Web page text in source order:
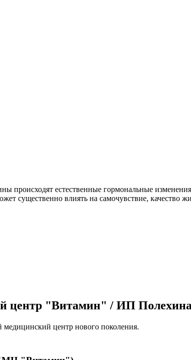
происходят естественные гормональные
существенно влиять на самочувствие, качество
центр "Витамин" / ИП
центр нового поколения.